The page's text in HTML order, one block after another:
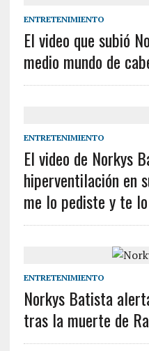
ENTRETENIMIENTO
El video que subió
medio mundo de
ENTRETENIMIENTO
El video de Norkys
hiperventilación en
me lo pediste y te
ENTRETENIMIENTO
Norkys Batista
tras la muerte de